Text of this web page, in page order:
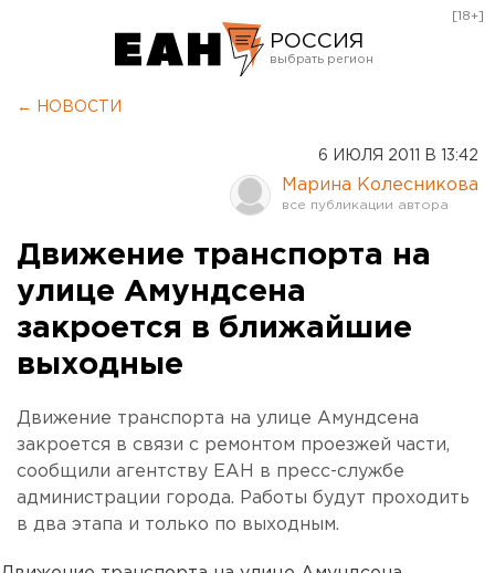
РОССИЯ
Оренбург
[18+]
← НОВОСТИ
6 ИЮЛЯ 2011 В 13:42
Марина Колесникова
Движение транспорта на
улице Амундсена
закроется в ближайшие
выходные
Движение транспорта на улице Амундсена
закроется в связи с ремонтом проезжей части,
сообщили агентству ЕАН в пресс-службе
администрации города. Работы будут проходить
в два этапа и только по выходным.